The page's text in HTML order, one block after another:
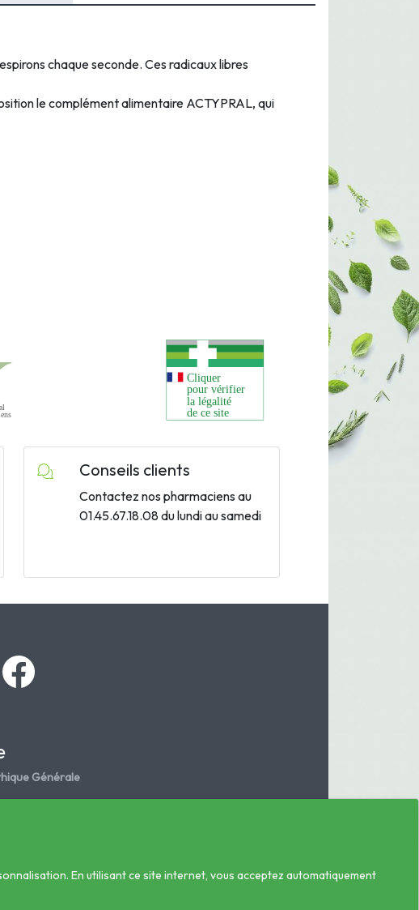
chaqueseconde. Ces radicauxlibres
lecomplémentalimentaire ACTYPRAL, qui
Conseils clients
Contactez nos pharmaciens au
01.45.67.18.08 du lundi au samedi
Générale
En utilisant ce site internet, vous acceptez automatiquement